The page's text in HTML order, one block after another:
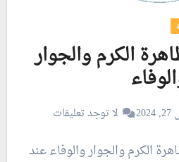
الكرم والجوار
لا توجد تعليقات
الكرم والجوار والوفاء عند